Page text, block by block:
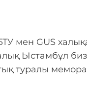
мен GUS
Ыстамбұл
туралы